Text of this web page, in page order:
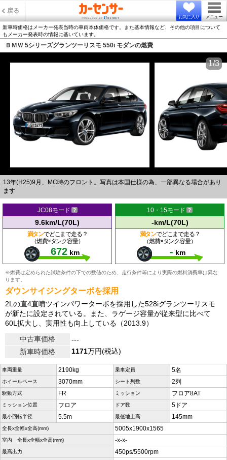
戻る
お気に入り メニュー
新車時価格はメーカー発表当時の車両本体価格です。また基本情報など、その他の項目について
もメーカー発表時の情報に基いています。
ＢＭＷ 5シリーズグランツーリスモ 550i モダンの燃費
13年(H25)9月、MC時のフロント。写真は本国仕様の為、一部異なる場合があり
ます
1/3
JC08モード
9.6km/L(70L)
満タンでどこまで走る？
（燃費×タンク容量）
672 km
10・15モード
-km/L(70L)
満タンでどこまで走る？
（燃費×タンク容量）
- km
※燃費は定められた試験条件の下での数値のため、走行条件等により実際の燃料消費率は異な
ります。
ダウンサイジングターボを採用
2Lの直4直噴ツインパワーターボを採用した528iグランツーリスモ
が新たに設定されている。また、ラゲージ容量が従来型に比べて
60L拡大し、実用性も向上している（2013.9）
中古車価格
---
新車時価格
1171万円(税込)
車両重量 2190kg 乗車定員 5名
ホイールベース 3070mm シート列数 2列
駆動方式 FR ミッション フロア8AT
ミッション位置 フロア ドア数 5ドア
最小回転半径 5.5m 最低地上高 145mm
全長x全幅x全高(mm) 5005x1900x1565
室内 全長x全幅x全高(mm) -x-x-
最高出力 450ps/5500rpm